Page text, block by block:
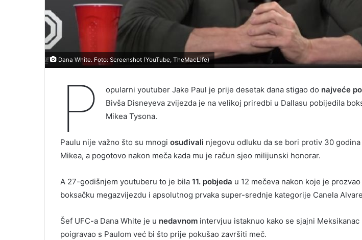
Dana White. Foto: Screenshot (YouTube, TheMacLife)
P opularni youtuber Jake Paul je prije desetak dana stigao do najveće
Bivša Disneyeva zvijezda je na velikoj priredbi u Dallasu pobijedila
Mikea Tysona.
Paulu nije važno što su mnogi osuđivali njegovu odluku da se bori protiv 30
Mikea, a pogotovo nakon meča kada mu je račun sjeo milijunski honorar.
A 27-godišnjem youtuberu to je bila 11. pobjeda u 12 mečeva nakon koje je
boksačku megazvijezdu i apsolutnog prvaka super-srednje kategorije Canela
Šef UFC-a Dana White je u nedavnom intervjuu istaknuo kako se sjajni Meksikanac
poigravao s Paulom već bi što prije pokušao završiti meč.